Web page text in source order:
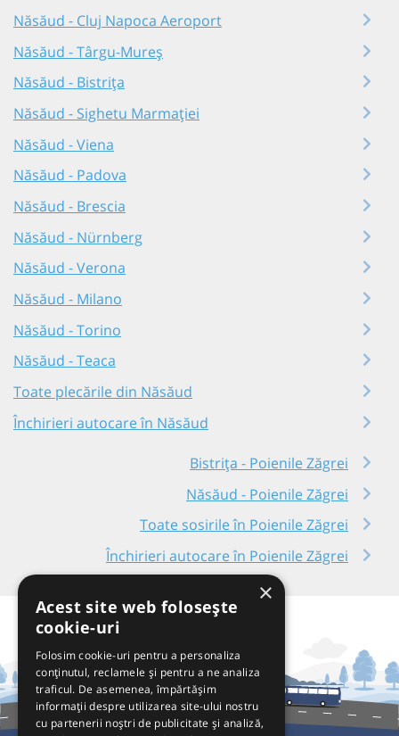
Năsăud - Cluj Napoca Aeroport
Năsăud - Târgu-Mureș
Năsăud - Bistrița
Năsăud - Sighetu Marmației
Năsăud - Viena
Năsăud - Padova
Năsăud - Brescia
Năsăud - Nürnberg
Năsăud - Verona
Năsăud - Milano
Năsăud - Torino
Năsăud - Teaca
Toate plecările din Năsăud
Închirieri autocare în Năsăud
Bistrița - Poienile Zăgrei
Năsăud - Poienile Zăgrei
Toate sosirile în Poienile Zăgrei
Închirieri autocare în Poienile Zăgrei
×
Acest site web folosește
cookie-uri
Folosim cookie-uri pentru a personaliza
conținutul, reclamele și pentru a ne analiza
traficul. De asemenea, împărtășim
informații despre utilizarea site-ului nostru
cu partenerii noștri de publicitate și analiză,